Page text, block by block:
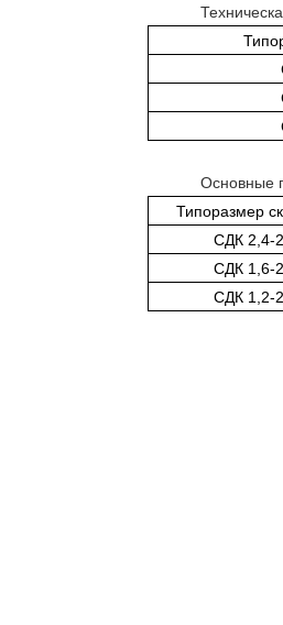
Основные
Типоразмер
СДК 2,4-
СДК 1,6-
СДК 1,2-